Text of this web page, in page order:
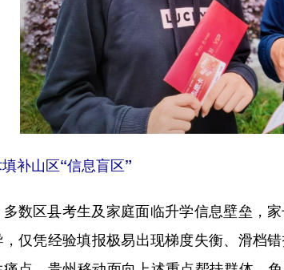
补山区“信息盲区”
区县考生及家庭面临升学信息壁垒，家
仅凭经验填报极易出现梯度失衡、滑档